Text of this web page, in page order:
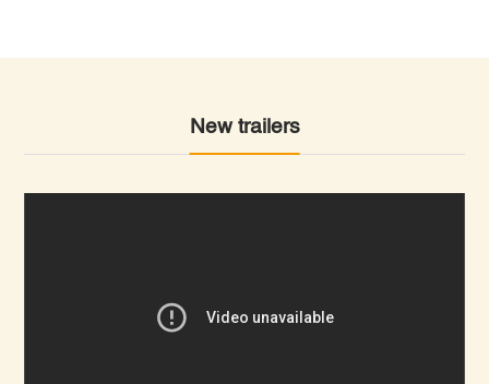
New trailers